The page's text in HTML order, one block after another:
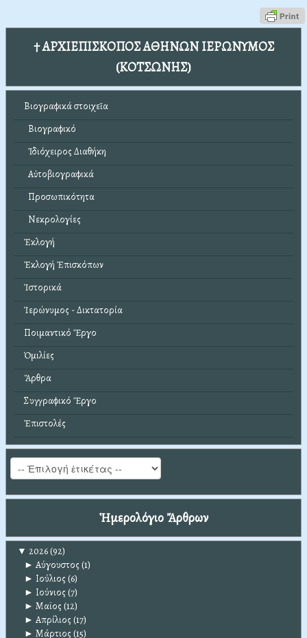
† ΑΡΧΙΕΠΙΣΚΟΠΟΣ ΑΘΗΝΩΝ ΙΕΡΩΝΥΜΟΣ
(ΚΟΤΣΩΝΗΣ)
Βιογραφικά στοιχεῖα
Βιογραφικό
Ἰδιόχειρος Διαθήκη
Αὐτοβιογραφικά
Προσωπικότητα
Νεκρολογίες
Ἐκλογή
Ἐκλογή Ἐπισκόπων
Ἱστορικά
Ἱερώνυμος - Δικτατορία
Ποιμαντικό Ἔργο
Ὁμιλίες
Ἄρθρα
Συγγραφικό Ἔργο
Ἐπιστολές
Ἡμερολόγιο Ἄρθρων
▼ 2026(92)
► Αύγουστος (1)
► Ιούλιος (6)
► Ιούνιος (7)
► Μαϊος (12)
► Απρίλιος (17)
► Μάρτιος (15)